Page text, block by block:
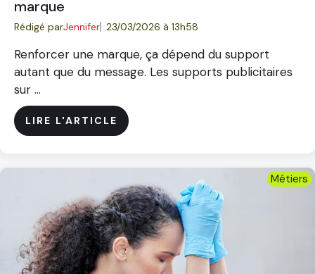
marque
Rédigé parJennifer 23/03/2026 à 13h58
Renforcer une marque, ça dépend du support
autant que du message. Les supports publicitaires
sur ...
LIRE L'ARTICLE
Métiers